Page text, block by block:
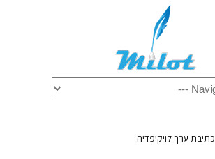
כתיבת ערך לויקיפדיה